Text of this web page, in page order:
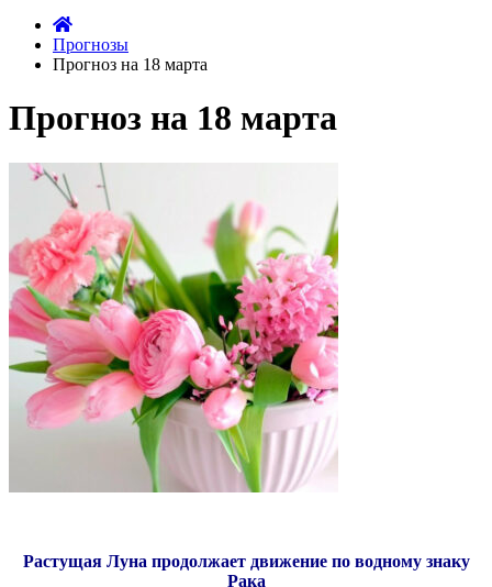
Прогнозы
Прогноз на 18 марта
Прогноз на 18 марта
Растущая Луна продолжает движение по водному знаку
Рака